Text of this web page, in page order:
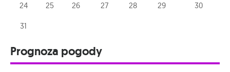
24 25 26 27 28 29 30
31
Prognoza pogody